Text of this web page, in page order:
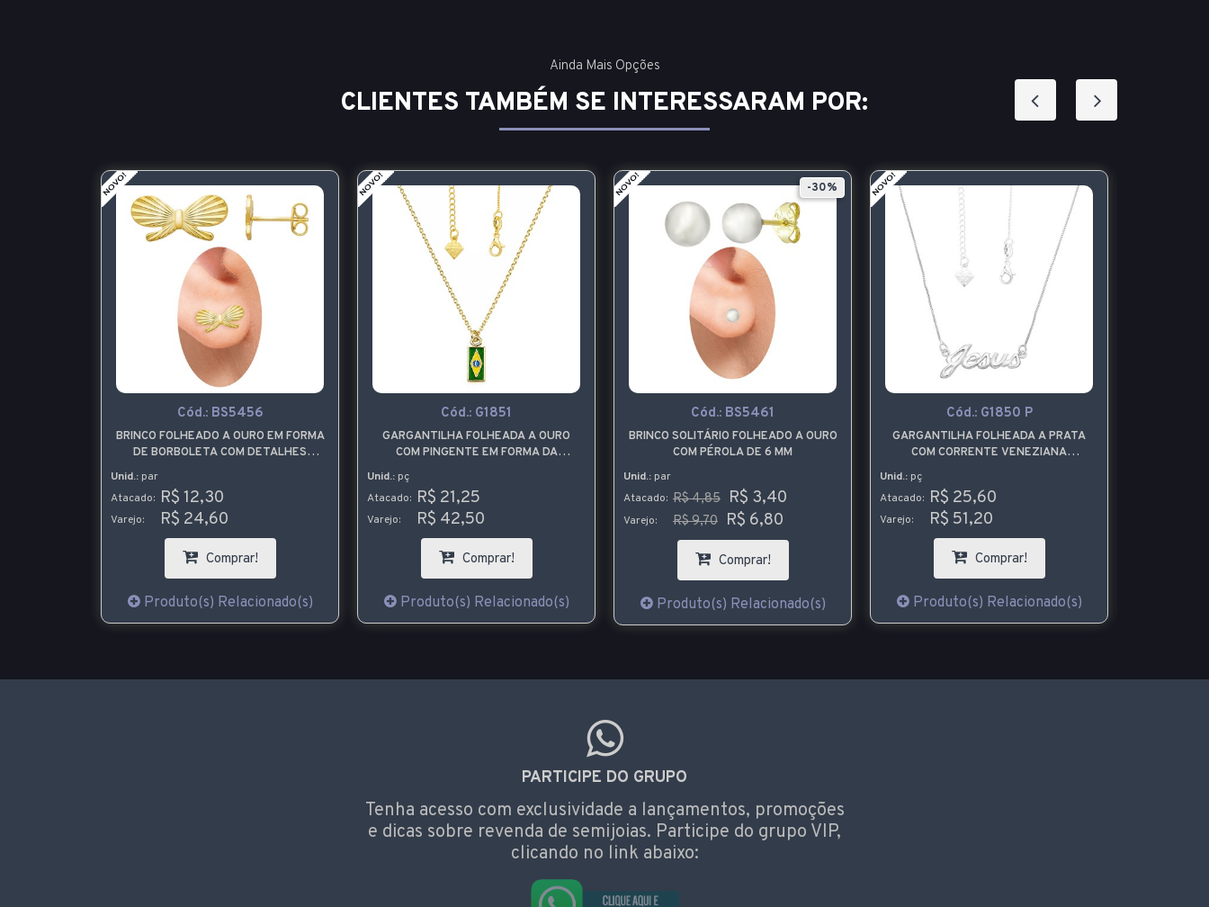
Ainda Mais Opções
CLIENTES TAMBÉM SE INTERESSARAM POR:
Cód.: BS5456
BRINCO FOLHEADO A OURO EM FORMA
DE BORBOLETA COM DETALHES
Unid.: par
Atacado: R$ 12,30
Varejo: R$ 24,60
Comprar!
Produto(s) Relacionado(s)
Cód.: G1851
GARGANTILHA FOLHEADA A OURO
COM PINGENTE EM FORMA DA
Unid.: pç
Atacado: R$ 21,25
Varejo: R$ 42,50
Comprar!
Produto(s) Relacionado(s)
-30%
Cód.: BS5461
BRINCO SOLITÁRIO FOLHEADO A OURO
COM PÉROLA DE 6 MM
Unid.: par
Atacado: R$ 4,85 R$ 3,40
Varejo: R$ 9,70 R$ 6,80
Comprar!
Produto(s) Relacionado(s)
Cód.: G1850 P
GARGANTILHA FOLHEADA A PRATA
COM CORRENTE VENEZIANA
Unid.: pç
Atacado: R$ 25,60
Varejo: R$ 51,20
Comprar!
Produto(s) Relacionado(s)
PARTICIPE DO GRUPO
Tenha acesso com exclusividade a lançamentos, promoções
e dicas sobre revenda de semijoias. Participe do grupo VIP,
clicando no link abaixo: